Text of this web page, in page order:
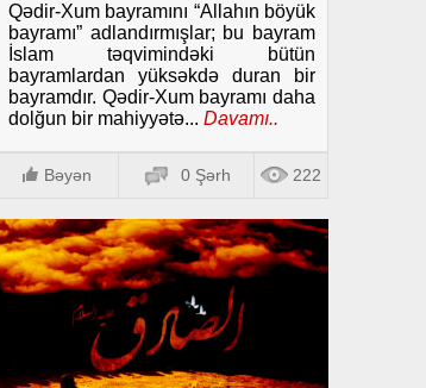
Qədir-Xum bayramını “Allahın böyük
bayramı” adlandırmışlar; bu bayram
İslam təqvimindəki bütün
bayramlardan yüksəkdə duran bir
bayramdır. Qədir-Xum bayramı daha
dolğun bir mahiyyətə... Davamı..
Bəyən 0 Şərh 222